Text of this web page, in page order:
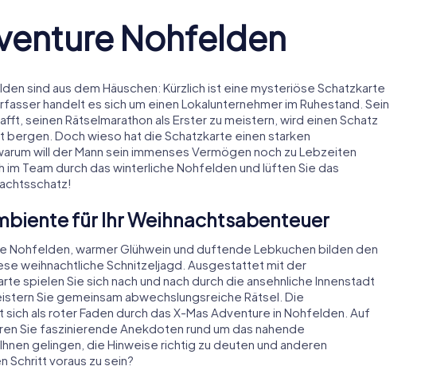
Nohfelden
sind aus dem Häuschen: Kürzlich ist eine mysteriöse Schatzkarte
handelt es sich um einen Lokalunternehmer im Ruhestand. Sein
seinen Rätselmarathon als Erster zu meistern, wird einen Schatz
bergen. Doch wieso hat die Schatzkarte einen starken
will der Mann sein immenses Vermögen noch zu Lebzeiten
im Team durch das winterliche Nohfelden und lüften Sie das
für Ihr Weihnachtsabenteuer
Nohfelden, warmer Glühwein und duftende Lebkuchen bilden den
weihnachtliche Schnitzeljagd. Ausgestattet mit der
spielen Sie sich nach und nach durch die ansehnliche Innenstadt
Sie gemeinsam abwechslungsreiche Rätsel. Die
als roter Faden durch das X-Mas Adventure in Nohfelden. Auf
Sie faszinierende Anekdoten rund um das nahende
gelingen, die Hinweise richtig zu deuten und anderen
Schritt voraus zu sein?